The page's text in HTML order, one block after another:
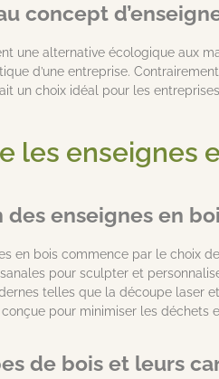
concept
une alternative écologique aux
d’une entreprise.
un choix idéal pour les
les enseignes
enseignes en
en bois commence par le choix
pour sculpter et
telles que la découpe laser
pour minimiser les déchets
de bois et leurs